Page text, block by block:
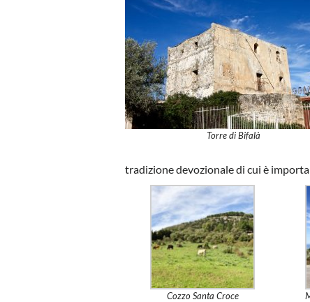
Torre di Bifalà
tradizione devozionale di cui è
Cozzo Santa Croce